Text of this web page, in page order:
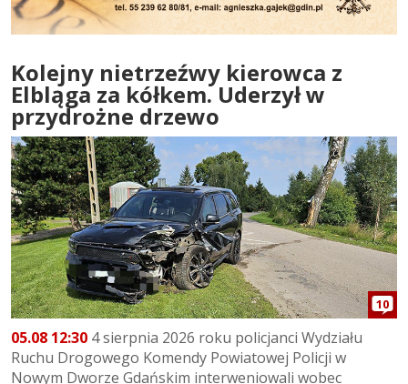
Kolejny nietrzeźwy kierowca z
Elbląga za kółkem. Uderzył w
przydrożne drzewo
10
05.08 12:30 4 sierpnia 2026 roku policjanci Wydziału
Ruchu Drogowego Komendy Powiatowej Policji w
Nowym Dworze Gdańskim interweniowali wobec